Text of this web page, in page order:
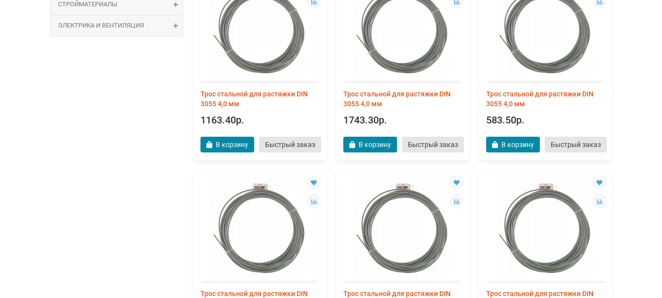
СТРОЙМАТЕРИАЛЫ
ЭЛЕКТРИКА И ВЕНТИЛЯЦИЯ
Трос стальной для растяжки DIN
3055 4,0 мм
1163.40р.
В корзину Быстрый заказ
Трос стальной для растяжки DIN
3055 4,0 мм
1743.30р.
В корзину Быстрый заказ
Трос стальной для растяжки DIN
3055 4,0 мм
583.50р.
В корзину Быстрый заказ
Трос стальной для растяжки DIN
Трос стальной для растяжки DIN
Трос стальной для растяжки DIN